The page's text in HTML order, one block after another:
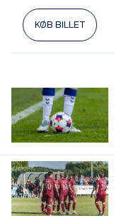
KØB BILLET